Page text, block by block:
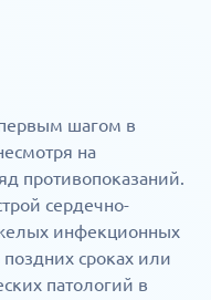
шагом в
на
противопоказаний.
сердечно-
инфекционных
сроках или
патологий в